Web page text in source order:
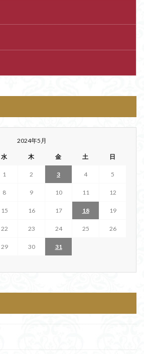
2024年5月
水 木 金 土 日
1 2 3 4 5
8 9 10 11 12
15 16 17 18 19
22 23 24 25 26
29 30
31